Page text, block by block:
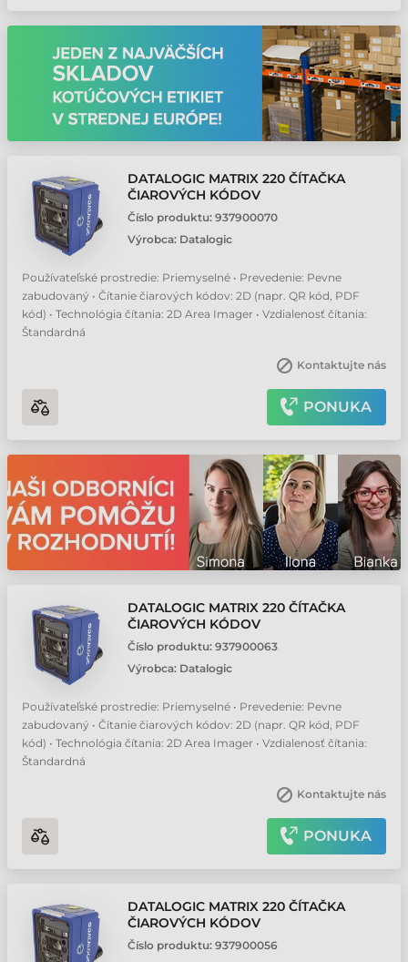
DATALOGIC MATRIX 220 ČÍTAČKA
ČIAROVÝCH KÓDOV
Číslo produktu: 937900070
Výrobca: Datalogic
Používateľské prostredie: Priemyselné • Prevedenie: Pevne
zabudovaný • Čítanie čiarových kódov: 2D (napr. QR kód, PDF
kód) • Technológia čítania: 2D Area Imager • Vzdialenosť čítania:
Štandardná
Kontaktujte nás
PONUKA
DATALOGIC MATRIX 220 ČÍTAČKA
ČIAROVÝCH KÓDOV
Číslo produktu: 937900063
Výrobca: Datalogic
Používateľské prostredie: Priemyselné • Prevedenie: Pevne
zabudovaný • Čítanie čiarových kódov: 2D (napr. QR kód, PDF
kód) • Technológia čítania: 2D Area Imager • Vzdialenosť čítania:
Štandardná
Kontaktujte nás
PONUKA
DATALOGIC MATRIX 220 ČÍTAČKA
ČIAROVÝCH KÓDOV
Číslo produktu: 937900056